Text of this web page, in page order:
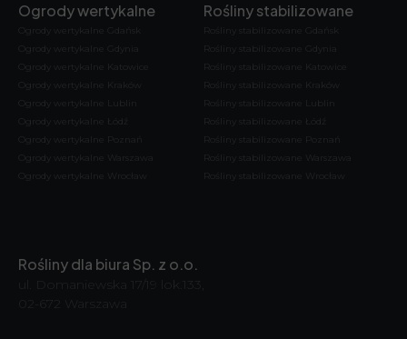
Ogrody wertykalne
Ogrody wertykalne Gdańsk
Ogrody wertykalne Gdynia
Ogrody wertykalne Katowice
Ogrody wertykalne Kraków
Ogrody wertykalne Lublin
Ogrody wertykalne Łódź
Ogrody wertykalne Poznań
Ogrody wertykalne Warszawa
Ogrody wertykalne Wrocław
Rośliny stabilizowane
Rośliny stabilizowane Gdańsk
Rośliny stabilizowane Gdynia
Rośliny stabilizowane Katowice
Rośliny stabilizowane Kraków
Rośliny stabilizowane Lublin
Rośliny stabilizowane Łódź
Rośliny stabilizowane Poznań
Rośliny stabilizowane Warszawa
Rośliny stabilizowane Wrocław
Rośliny dla biura Sp. z o.o.
ul. Domaniewska 17/19 lok.133,
02-672 Warszawa